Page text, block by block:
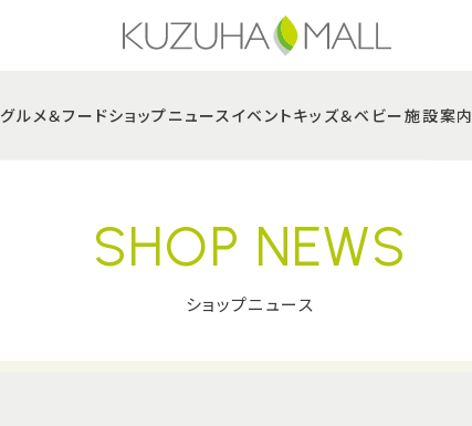
グルメ＆フードショップニュース イベントキッズ＆ベビー施設案内
SHOP NEWS
ショップニュース